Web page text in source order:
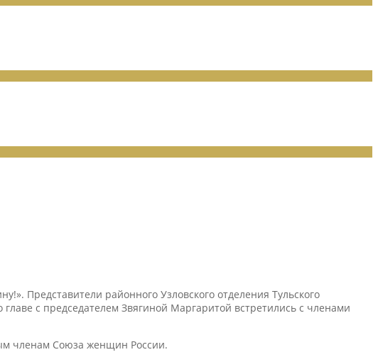
Представители районного Узловского отделения Тульского
с председателем Звягиной Маргаритой встретились с членами
членам Союза женщин России.